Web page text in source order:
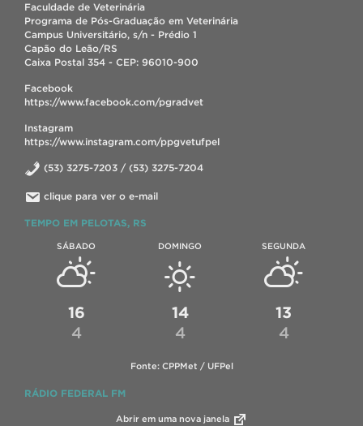
Faculdade de Veterinária
Programa de Pós-Graduação em Veterinária
Campus Universitário, s/n - Prédio 1
Capão do Leão/RS
Caixa Postal 354 - CEP: 96010-900
Facebook
https://www.facebook.com/pgradvet
Instagram
https://www.instagram.com/ppgvetufpel
(53) 3275-7203 / (53) 3275-7204
clique para ver o e-mail
TEMPO EM PELOTAS, RS
SÁBADO
16
4
DOMINGO
14
4
SEGUNDA
13
4
Fonte: CPPMet / UFPel
RÁDIO FEDERAL FM
Abrir em uma nova janela